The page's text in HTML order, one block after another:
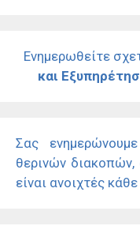
Ενημερωθείτε
και
Σας
θερινών διακοπών,
είναι ανοιχτές κάθε